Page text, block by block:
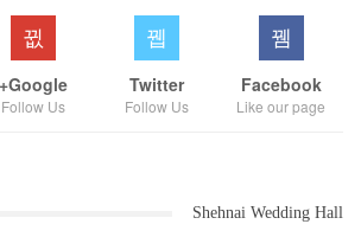
Facebook
Like our page
Twitter
Follow Us
Google+
Follow Us
Shehnai Wedding Hall